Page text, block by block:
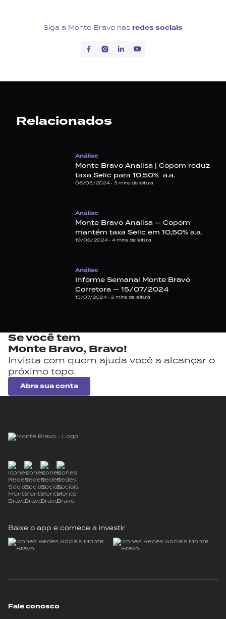
Siga a Monte Bravo nas redes sociais
Relacionados
Análise
Monte Bravo Analisa | Copom reduz
taxa Selic para 10,50% a.a.
08/05/2024 • 3 mins de leitura
Análise
Monte Bravo Analisa — Copom
mantém taxa Selic em 10,50% a.a.
19/06/2024 • 4 mins de leitura
Análise
Informe Semanal Monte Bravo
Corretora — 15/07/2024
15/07/2024 • 2 mins de leitura
Se você tem
Monte Bravo, Bravo!
Invista com quem ajuda você a alcançar o
próximo topo.
Abra sua conta
Baixe o app e comece a investir
Fale conosco